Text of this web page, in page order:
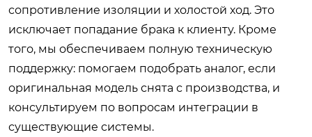
сопротивление изоляции и холостой ход. Это
исключает попадание брака к клиенту. Кроме
того, мы обеспечиваем полную техническую
поддержку: помогаем подобрать аналог, если
оригинальная модель снята с производства, и
консультируем по вопросам интеграции в
существующие системы.